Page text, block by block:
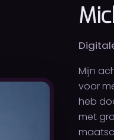
Mijn
voor
heb
met